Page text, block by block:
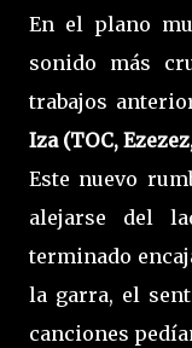
En el plano
sonido más
trabajos
Iza (TOC,
Este nuevo
alejarse del
terminado
la garra, el
canciones